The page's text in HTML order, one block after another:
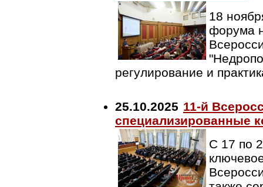
18
форума
регулирование и
25.10.2025 11-й
специализированные
С 17 по